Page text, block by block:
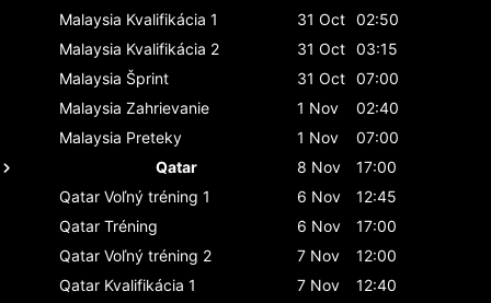
Malaysia Kvalifikácia 1 31 Oct 02:50
Malaysia Kvalifikácia 2 31 Oct 03:15
Malaysia Šprint 31 Oct 07:00
Malaysia Zahrievanie 1 Nov
02:40
Malaysia Preteky 1 Nov
07:00
Qatar
8 Nov
17:00
Qatar Voľný tréning 1 6 Nov
12:45
Qatar Tréning 6 Nov
17:00
Qatar Voľný tréning 2 7 Nov
12:00
Qatar Kvalifikácia 1 7 Nov
12:40